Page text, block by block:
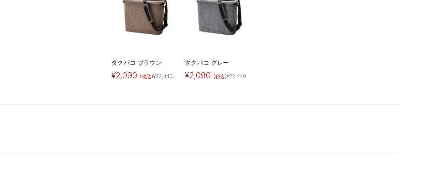
タクバコ ブラウン
¥2,090 (税込)¥22,440
タクバコ グレー
¥2,090 (税込)¥22,440